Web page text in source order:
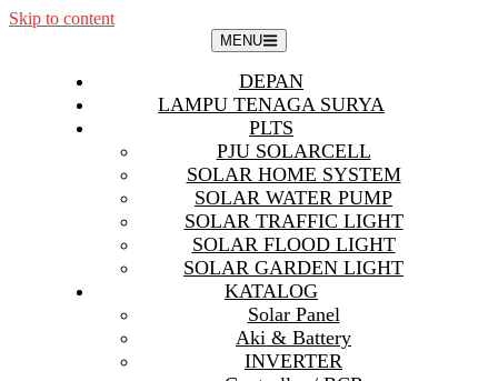
Skip to content
MENU
DEPAN
LAMPU TENAGA SURYA
PLTS
PJU SOLARCELL
SOLAR HOME SYSTEM
SOLAR WATER PUMP
SOLAR TRAFFIC LIGHT
SOLAR FLOOD LIGHT
SOLAR GARDEN LIGHT
KATALOG
Solar Panel
Aki & Battery
INVERTER